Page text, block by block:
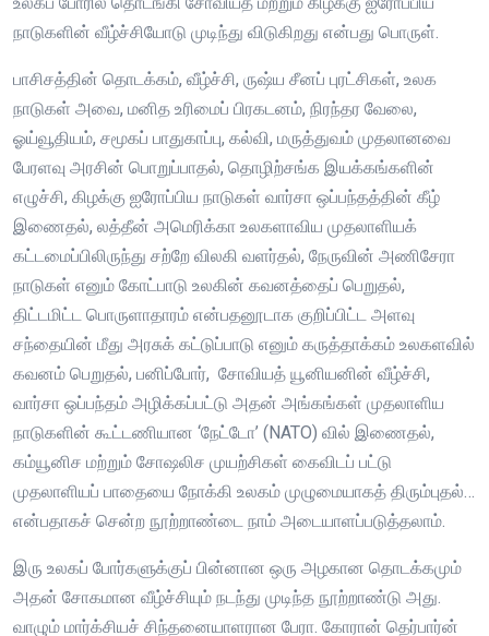
நாடுகளின் வீழ்ச்சியோடு முடிந்து விடுகிறது என்பது பொருள்.
பாசிசத்தின் தொடக்கம், வீழ்ச்சி, ருஷ்ய சீனப் புரட்சிகள், உலக
நாடுகள் அவை, மனித உரிமைப் பிரகடனம், நிரந்தர வேலை,
ஓய்வூதியம், சமூகப் பாதுகாப்பு, கல்வி, மருத்துவம் முதலானவை
பேரளவு அரசின் பொறுப்பாதல், தொழிற்சங்க இயக்கங்களின்
எழுச்சி, கிழக்கு ஐரோப்பிய நாடுகள் வார்சா ஒப்பந்தத்தின் கீழ்
இணைதல், லத்தீன் அமெரிக்கா உலகளாவிய முதலாளியக்
கட்டமைப்பிலிருந்து சற்றே விலகி வளர்தல், நேருவின் அணிசேரா
நாடுகள் எனும் கோட்பாடு உலகின் கவனத்தைப் பெறுதல்,
திட்டமிட்ட பொருளாதாரம் என்பதனூடாக குறிப்பிட்ட அளவு
சந்தையின் மீது அரசுக் கட்டுப்பாடு எனும் கருத்தாக்கம் உலகளவில்
கவனம் பெறுதல், பனிப்போர், சோவியத் யூனியனின் வீழ்ச்சி,
வார்சா ஒப்பந்தம் அழிக்கப்பட்டு அதன் அங்கங்கள் முதலாளிய
நாடுகளின் கூட்டணியான ‘நேட்டோ’ (NATO) வில் இணைதல்,
கம்யூனிச மற்றும் சோஷலிச முயற்சிகள் கைவிடப் பட்டு
முதலாளியப் பாதையை நோக்கி உலகம் முழுமையாகத் திரும்புதல்…
என்பதாகச் சென்ற நூற்றாண்டை நாம் அடையாளப்படுத்தலாம்.
இரு உலகப் போர்களுக்குப் பின்னான ஒரு அழகான தொடக்கமும்
அதன் சோகமான வீழ்ச்சியும் நடந்து முடிந்த நூற்றாண்டு அது.
வாழும் மார்க்சியச் சிந்தனையாளரான பேரா. கோரான் தெர்பார்ன்